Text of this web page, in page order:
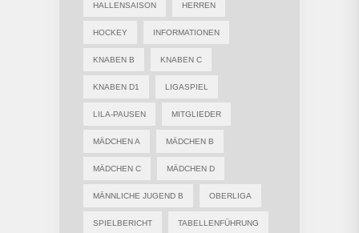
HALLENSAISON HERREN
HOCKEY INFORMATIONEN
KNABEN B KNABEN C
KNABEN D1 LIGASPIEL
LILA-PAUSEN MITGLIEDER
MÄDCHEN A MÄDCHEN B
MÄDCHEN C MÄDCHEN D
MÄNNLICHE JUGEND B OBERLIGA
SPIELBERICHT TABELLENFÜHRUNG